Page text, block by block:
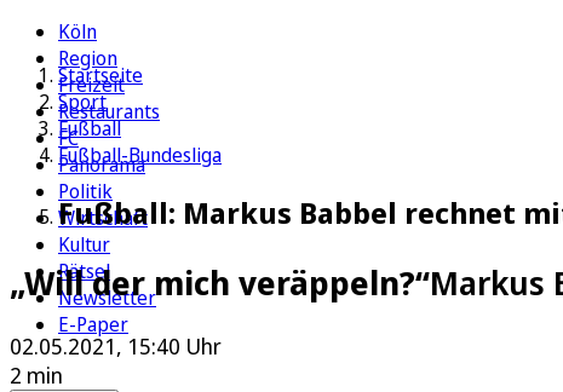
Köln
Region
Freizeit
Restaurants
FC
Panorama
Politik
Wirtschaft
Kultur
Rätsel
Newsletter
E-Paper
Startseite
Sport
Fußball
Fußball-Bundesliga
Fußball: Markus Babbel rechnet
„Will der mich veräppeln?“Markus
02.05.2021, 15:40 Uhr
2 min